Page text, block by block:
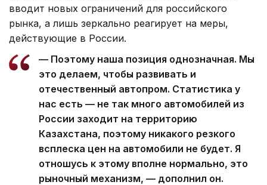
вводит новых ограничений для российского
рынка, а лишь зеркально реагирует на меры,
действующие в России.
— Поэтому наша позиция однозначная. Мы
это делаем, чтобы развивать и
отечественный автопром. Статистика у
нас есть — не так много автомобилей из
России заходит на территорию
Казахстана, поэтому никакого резкого
всплеска цен на автомобили не будет. Я
отношусь к этому вполне нормально, это
рыночный механизм, — дополнил он.